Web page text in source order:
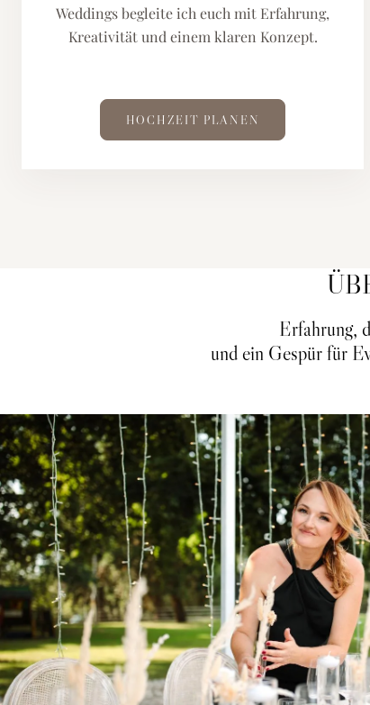
Weddings begleite ich euch mit Erfahrung,
Kreativität und einem klaren Konzept.
HOCHZEIT PLANEN
Erfahrung,
und ein Gespür für